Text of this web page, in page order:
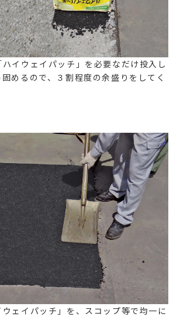
イウェイパッチ」を必要なだけ投入し
めるので、３割程度の余盛りをしてく
ェイパッチ」を、スコップ等で均一に